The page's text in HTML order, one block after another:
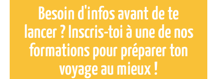
Besoin d'infos avant de te
lancer ? Inscris-toi à une de nos
formations pour préparer ton
voyage au mieux !